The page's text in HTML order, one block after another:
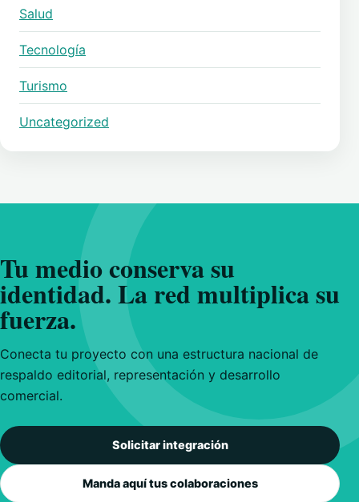
Salud
Tecnología
Turismo
Uncategorized
Tu medio conserva su
identidad. La red multiplica su
fuerza.
Conecta tu proyecto con una estructura nacional de
respaldo editorial, representación y desarrollo
comercial.
Solicitar integración
Manda aquí tus colaboraciones